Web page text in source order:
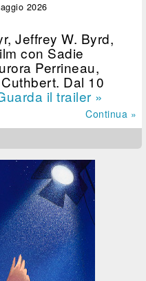
2026
Jeffrey W. Byrd,
con Sadie
Perrineau,
Dal 10
il trailer »
Continua »